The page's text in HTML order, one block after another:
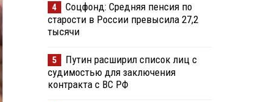
4
Соцфонд: Средняя пенсия по
старости в России превысила 27,2
тысячи
5
Путин расширил список лиц с
судимостью для заключения
контракта с ВС РФ